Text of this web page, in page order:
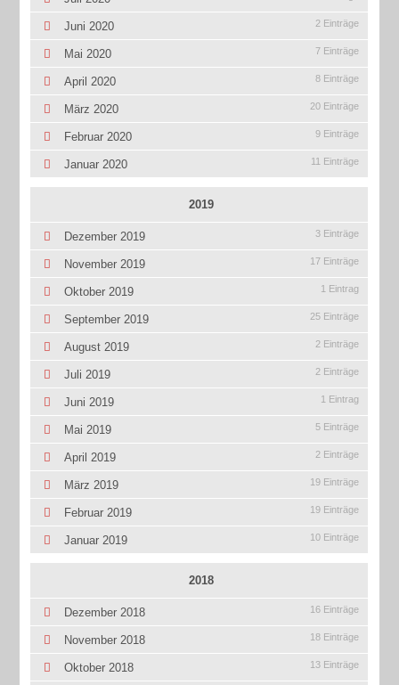
Juni 2020 2 Einträge
Mai 2020 7 Einträge
April 2020 8 Einträge
März 2020 20 Einträge
Februar 2020 9 Einträge
Januar 2020 11 Einträge
2019
Dezember 2019 3 Einträge
November 2019 17 Einträge
Oktober 2019 1 Eintrag
September 2019 25 Einträge
August 2019 2 Einträge
Juli 2019 2 Einträge
Juni 2019 1 Eintrag
Mai 2019 5 Einträge
April 2019 2 Einträge
März 2019 19 Einträge
Februar 2019 19 Einträge
Januar 2019 10 Einträge
2018
Dezember 2018 16 Einträge
November 2018 18 Einträge
Oktober 2018 13 Einträge